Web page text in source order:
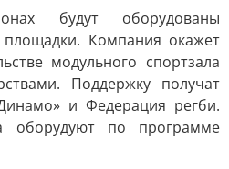
будут оборудованы
Компания окажет
модульного спортзала
Поддержку получат
и Федерация регби.
оборудуют по программе